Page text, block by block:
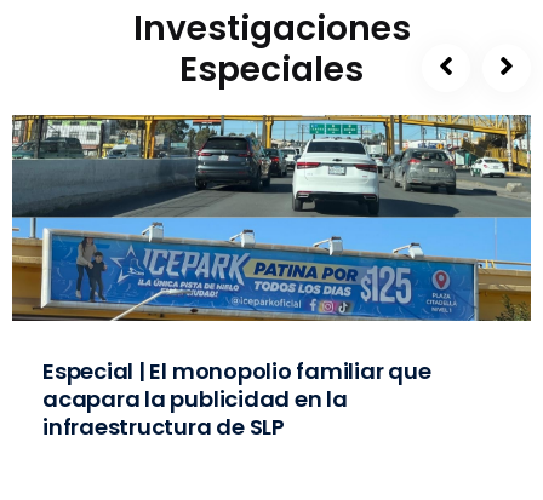
Investigaciones
Especiales
Especial | El monopolio familiar que
acapara la publicidad en la
infraestructura de SLP